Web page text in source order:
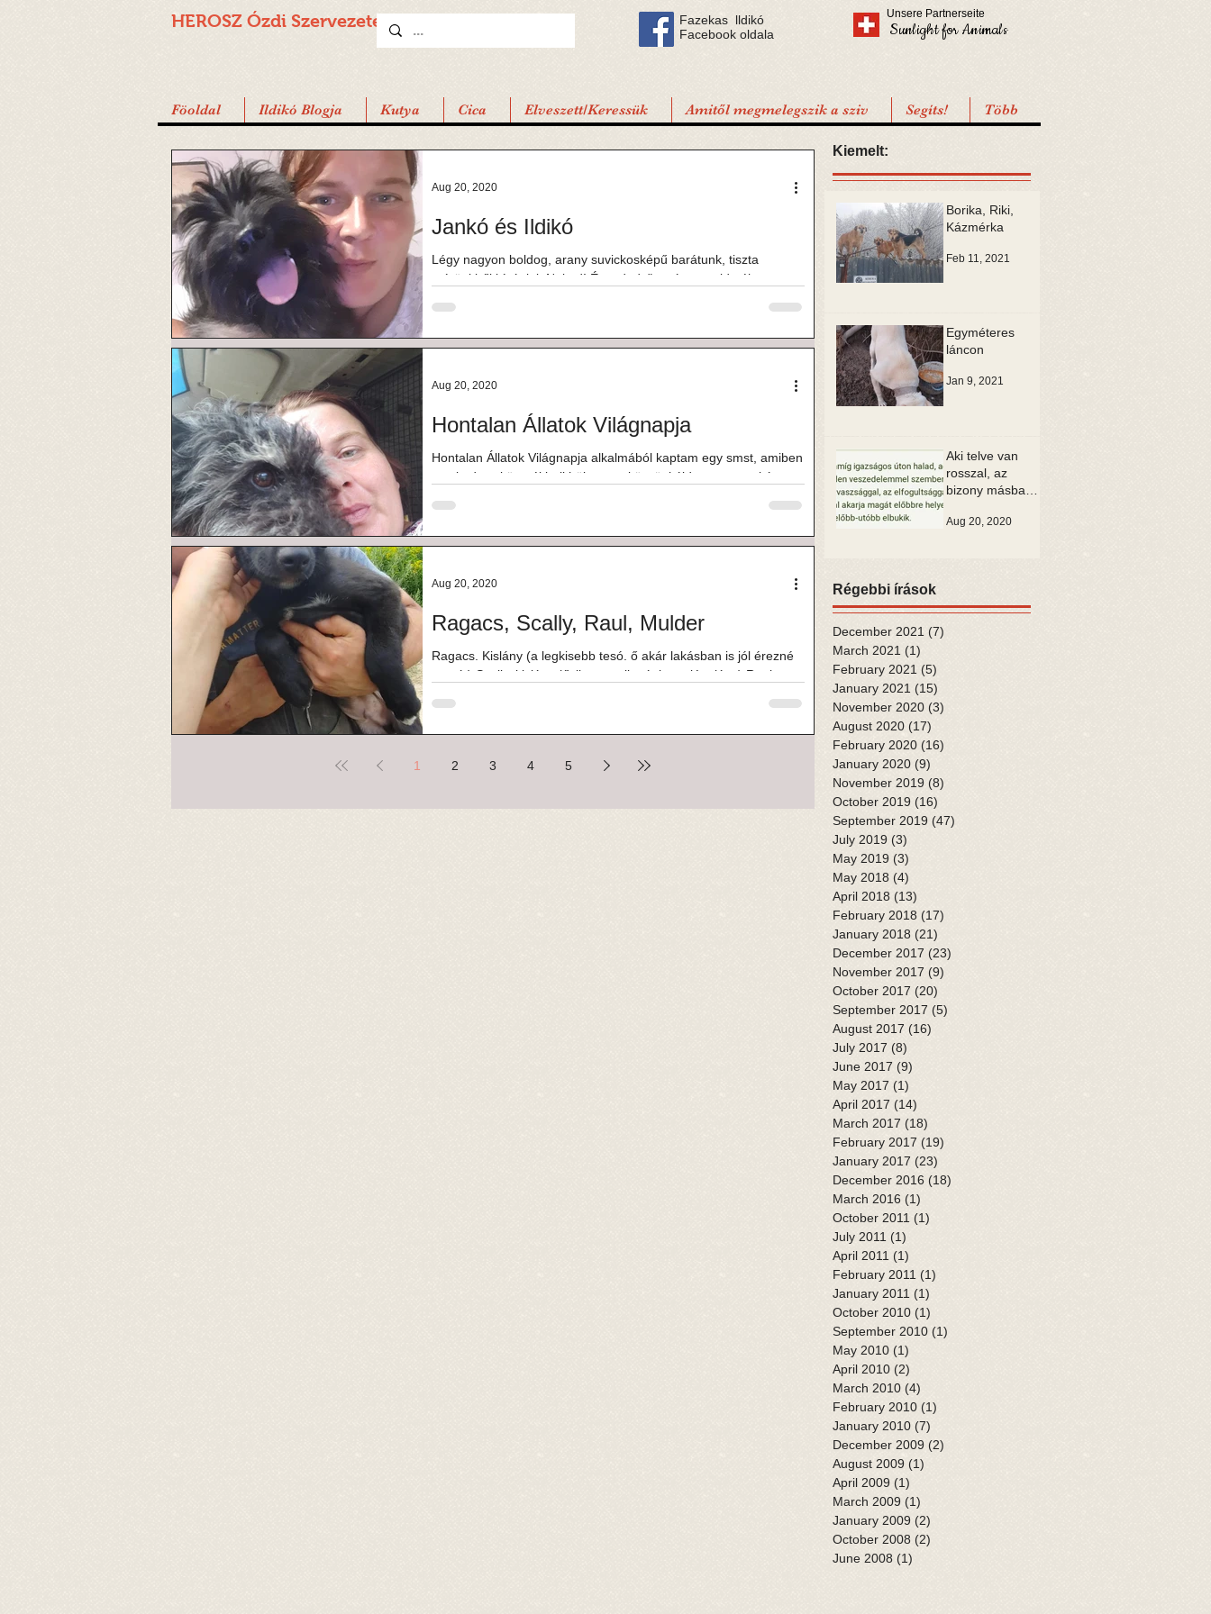
HEROSZ Ózdi Szervezete
Fazekas lldikó
Facebook oldala
Unsere Partnerseite
Sunlight for Animals
Föoldal Ildikó Blogja Kutya Cica Elveszett/Keressük Amitől megmelegszik a sziv Segíts! Több
Jankó és Ildikó
Légy nagyon boldog, arany suvickosképű barátunk, tiszta
szívünkből kívánjuk Neked! És tudod, " az úton majd néha
Aug 20, 2020
Hontalan Állatok Világnapja
Hontalan Állatok Világnapja alkalmából kaptam egy smst, amiben
egy kedves környékbeli hölgy megköszöni áldozatos munkámat
Aug 20, 2020
Ragacs, Scally, Raul, Mulder
Ragacs. Kislány (a legkisebb tesó. ő akár lakásban is jól érezné
magát) Scally. kislány (őzike-testalkatú, langaléta lány) Raul.
Aug 20, 2020
1 2 3 4 5
Kiemelt:
Borika, Riki,
Kázmérka
Feb 11, 2021
Egyméteres
láncon
Jan 9, 2021
Aki telve van
rosszal, az
bizony másban
tud látni
Aug 20, 2020
Régebbi írások
December 2021 (7)
March 2021 (1)
February 2021 (5)
January 2021 (15)
November 2020 (3)
August 2020 (17)
February 2020 (16)
January 2020 (9)
November 2019 (8)
October 2019 (16)
September 2019 (47)
July 2019 (3)
May 2019 (3)
May 2018 (4)
April 2018 (13)
February 2018 (17)
January 2018 (21)
December 2017 (23)
November 2017 (9)
October 2017 (20)
September 2017 (5)
August 2017 (16)
July 2017 (8)
June 2017 (9)
May 2017 (1)
April 2017 (14)
March 2017 (18)
February 2017 (19)
January 2017 (23)
December 2016 (18)
March 2016 (1)
October 2011 (1)
July 2011 (1)
April 2011 (1)
February 2011 (1)
January 2011 (1)
October 2010 (1)
September 2010 (1)
May 2010 (1)
April 2010 (2)
March 2010 (4)
February 2010 (1)
January 2010 (7)
December 2009 (2)
August 2009 (1)
April 2009 (1)
March 2009 (1)
January 2009 (2)
October 2008 (2)
June 2008 (1)